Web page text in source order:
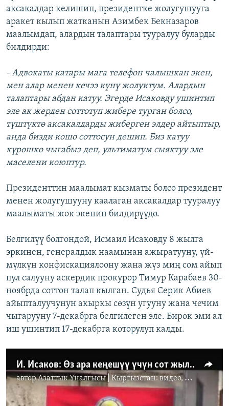
аксакалдар келишип, президентке жолугушууга
аракет кылып жатканын Азимбек Бекназаров
маалымдап, алардын талаптары тууралуу буларды
билдирди:
- Адвокаты катары мага телефон чалышкан экен,
мен алар менен кечээ күнү жолуктум. Алардын
талаптары абдан катуу. Эгерде Исаковду ушинтип
эле ак жерден соттотуп жибере турган болсо,
түштүктө аксакалдарды жиберген элдер айтыптыр,
анда бизди кошо соттосун дешип. Биз катуу
күрөшкө чыгабыз деп, ультиматум сыяктуу эле
маселени коюптур.
Президенттин маалымат кызматы болсо президент
менен жолугушууну каалаган аксакалдар тууралуу
маалыматы жок экенин билдирүүдө.
Белгилүү болгондой, Исмаил Исаковду 8 жылга
эркинен, генералдык наамынан ажыратууну, үй-
мүлкүн конфискациялоону жана жүз миң сом айып
пул салууну аскердик прокурор Тимур Карабаев 30-
ноябрда соттон талап кылган. Судья Серик Абиев
айыпталуучунун акыркы сөзүн угууну жана чечим
чыгарууну 7-декабрга белгилеген эле. Бирок эми ал
иш ушинтип 17-декабрга которулуп калды.
И. Исаков: Өз ара кеңешүү үчүн сот жылдырылды
авторАзаттык Үналгысы | Кыргызстан: видео, фото, кабарлар